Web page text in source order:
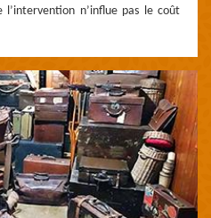
n’influe pas le coût